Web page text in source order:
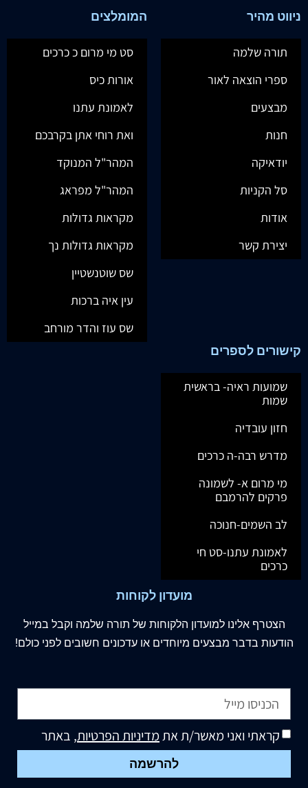
ניווט מהיר
תורה שלמה
ספרי הוצאה לאור
מבצעים
חנות
יודאיקה
סל הקניות
אודות
יצירת קשר
המומלצים
סט מי מרום כ כרכים
אורות כיס
לאמונת עתנו
ואת רוחי אתן בקרבכם
המהר"ל המנוקד
המהר"ל מפראג
מקראות גדולות
מקראות גדולות נך
שס שוטנשטיין
עין איה ברכות
שס עוז והדר מורחב
קישורים לספרים
שמועות ראיה- בראשית
שמות
חזון עובדיה
מדרש רבה-ה כרכים
מי מרום א- לשמונה
פרקים להרמבם
לב השמים-חנוכה
לאמונת עתנו-סט חי
כרכים
מועדון לקוחות
הצטרף אלינו למועדון הלקוחות של תורה שלמה וקבל במייל
הודעות בדבר מבצעים מיוחדים או עדכונים חשובים לפני כולם!
קראתי ואני מאשר/ת אתמדיניות הפרטיות, באתר
להרשמה